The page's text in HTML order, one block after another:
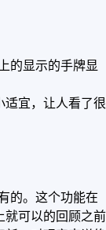
的显示的手牌显
适宜，让人看了很
的。这个功能在
就可以的回顾之前